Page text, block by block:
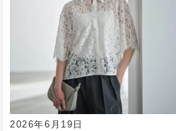
2026年6月19日